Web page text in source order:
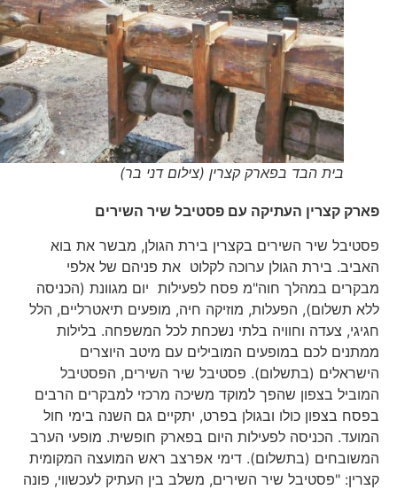
בית הבד בפארק קצרין (צילום דני בר)
פארק קצרין העתיקה עםפסטיבל שיר השירים
פסטיבל שיר השירים בקצרין בירת הגולן, מבשר את בוא
האביב. בירת הגולן ערוכה לקלוט את פניהם של אלפי
מבקרים במהלך חוה"מ פסח לפעילות יום מגוונת (הכניסה
ללא תשלום), הפעלות, מוזיקה חיה, מופעים תיאטרליים, הלל
חגיגי, צעדה וחוויה בלתי נשכחת לכל המשפחה. בלילות
ממתנים לכם במופעים המובילים עם מיטב היוצרים
הישראלים (בתשלום). פסטיבל שיר השירים, הפסטיבל
המוביל בצפון שהפך למוקד משיכה מרכזי למבקרים הרבים
בפסח בצפון כולו ובגולן בפרט, יתקיים גם השנה בימי חול
המועד. הכניסה לפעילות היום בפארק חופשית. מופעי הערב
המשובחים (בתשלום). דימי אפרצב ראש המועצה המקומית
קצרין: "פסטיבל שיר השירים, משלב בין העתיק לעכשווי, פונה